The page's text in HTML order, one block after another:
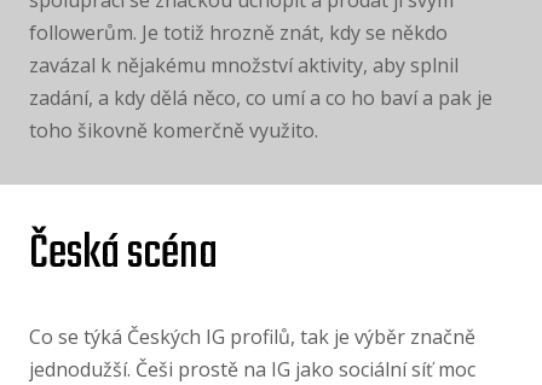
followerům. Je totiž hrozně znát, kdy se někdo
zavázal k nějakému množství aktivity, aby splnil
zadání, a kdy dělá něco, co umí a co ho baví a pak je
toho šikovně komerčně využito.
Česká scéna
Co se týká Českých IG profilů, tak je výběr značně
jednodužší. Češi prostě na IG jako sociální síť moc